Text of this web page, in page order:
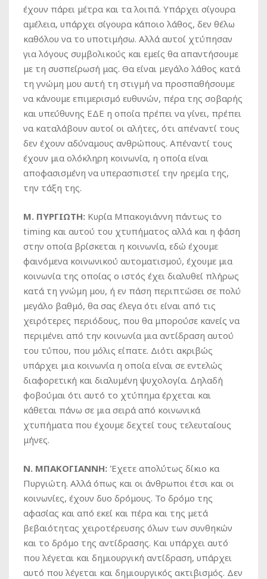
έχουν πάρει μέτρα και τα λοιπά. Υπάρχει σίγουρα
αμέλεια, υπάρχει σίγουρα κάποιο λάθος, δεν θέλω
καθόλου να το υποτιμήσω. Αλλά αυτοί χτύπησαν
για λόγους συμβολικούς και εμείς θα απαντήσουμε
με τη συσπείρωσή μας. Θα είναι μεγάλο λάθος κατά
τη γνώμη μου αυτή τη στιγμή να προσπαθήσουμε
να κάνουμε επιμερισμό ευθυνών, πέρα της σοβαρής
και υπεύθυνης ΕΔΕ η οποία πρέπει να γίνει, πρέπει
να καταλάβουν αυτοί οι αλήτες, ότι απέναντί τους
δεν έχουν αδύναμους ανθρώπους. Απέναντί τους
έχουν μια ολόκληρη κοινωνία, η οποία είναι
αποφασισμένη να υπερασπιστεί την ηρεμία της,
την τάξη της.
Μ. ΠΥΡΓΙΩΤΗ: Κυρία Μπακογιάννη πάντως το
timing και αυτού του χτυπήματος αλλά και η φάση
στην οποία βρίσκεται η κοινωνία, εδώ έχουμε
φαινόμενα κοινωνικού αυτοματισμού, έχουμε μια
κοινωνία της οποίας ο ιστός έχει διαλυθεί πλήρως
κατά τη γνώμη μου, ή εν πάση περιπτώσει σε πολύ
μεγάλο βαθμό, θα σας έλεγα ότι είναι από τις
χειρότερες περιόδους, που θα μπορούσε κανείς να
περιμένει από την κοινωνία μια αντίδραση αυτού
του τύπου, που μόλις είπατε. Διότι ακριβώς
υπάρχει μια κοινωνία η οποία είναι σε εντελώς
διαφορετική και διαλυμένη ψυχολογία. Δηλαδή
φοβούμαι ότι αυτό το χτύπημα έρχεται και
κάθεται πάνω σε μια σειρά από κοινωνικά
χτυπήματα που έχουμε δεχτεί τους τελευταίους
μήνες.
Ν. ΜΠΑΚΟΓΙΑΝΝΗ: Έχετε απολύτως δίκιο κα
Πυργιώτη. Αλλά όπως και οι άνθρωποι έτσι και οι
κοινωνίες, έχουν δυο δρόμους. Το δρόμο της
αφασίας και από εκεί και πέρα και της μετά
βεβαιότητας χειροτέρευσης όλων των συνθηκών
και το δρόμο της αντίδρασης. Και υπάρχει αυτό
που λέγεται και δημιουργική αντίδραση, υπάρχει
αυτό που λέγεται και δημιουργικός ακτιβισμός. Δεν